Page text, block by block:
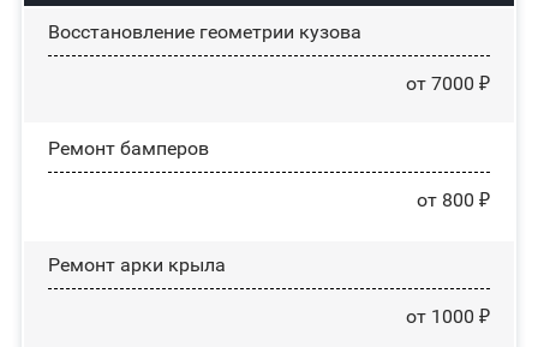
Восстановление геометрии кузова
от 7000 ₽
Ремонт бамперов
от 800 ₽
Ремонт арки крыла
от 1000 ₽